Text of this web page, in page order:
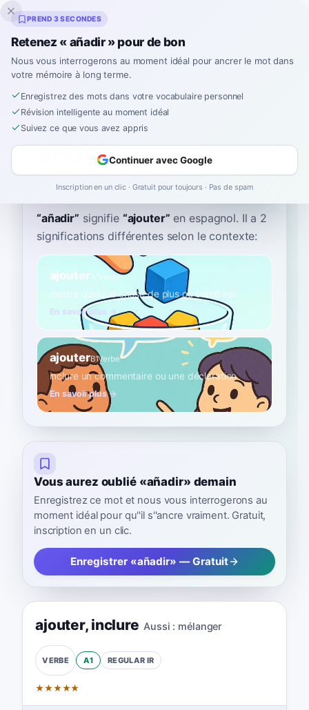
Inklingo
Accueil› Espagnol›Dictionnaire ›añadir
añadir
ah-nyah-DEER aɲaˈðiɾ
“añadir” signifie “ajouter” en espagnol. Il a 2
significations différentes selon le contexte:
ajouterA1Verbe
mettre quelque chose de plus ou combiner
En savoir plus →
ajouterB1Verbe
inclure un commentaire ou une déclaration
En savoir plus →
Vous aurez oublié «añadir» demain
Enregistrez ce mot et nous vous interrogerons au
moment idéal pour qu''il s''ancre vraiment. Gratuit,
inscription en un clic.
Enregistrer «añadir» — Gratuit
ajouter, inclure Aussi : mélanger
VERBE A1 REGULAR IR
★★★★★
PREND 3 SECONDES
Retenez « añadir » pour de bon
Nous vous interrogerons au moment idéal pour ancrer le mot dans
votre mémoire à long terme.
Enregistrez des mots dans votre vocabulaire personnel
Révision intelligente au moment idéal
Suivez ce que vous avez appris
Continuer avec Google
Inscription en un clic · Gratuit pour toujours · Pas de spam